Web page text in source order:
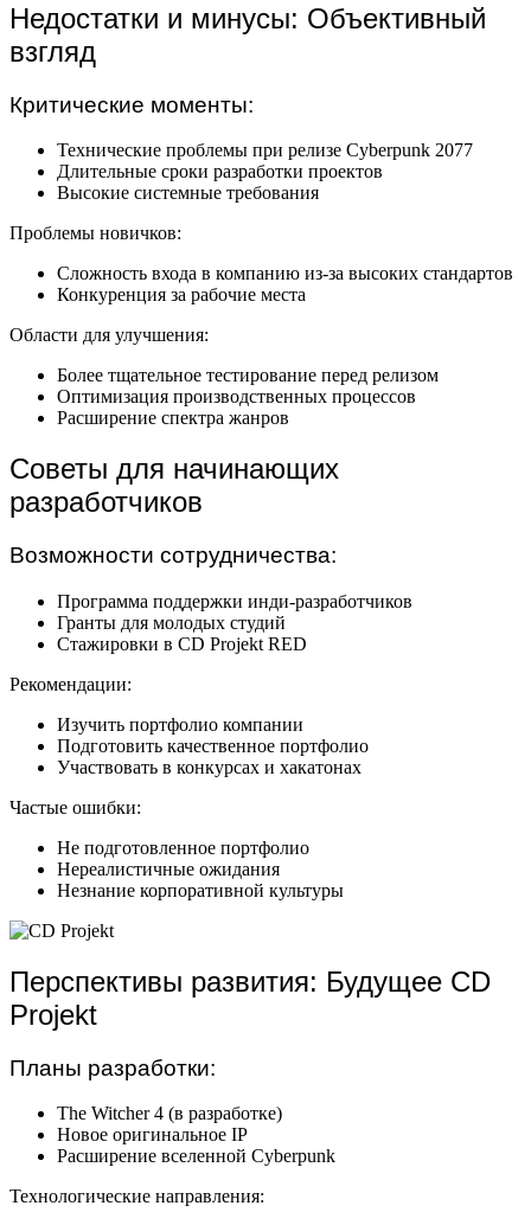
Недостатки и минусы: Объективный
взгляд
Критические моменты:
Технические проблемы при релизе Cyberpunk 2077
Длительные сроки разработки проектов
Высокие системные требования
Проблемы новичков:
Сложность входа в компанию из-за высоких стандартов
Конкуренция за рабочие места
Области для улучшения:
Более тщательное тестирование перед релизом
Оптимизация производственных процессов
Расширение спектра жанров
Советы для начинающих
разработчиков
Возможности сотрудничества:
Программа поддержки инди-разработчиков
Гранты для молодых студий
Стажировки в CD Projekt RED
Рекомендации:
Изучить портфолио компании
Подготовить качественное портфолио
Участвовать в конкурсах и хакатонах
Частые ошибки:
Не подготовленное портфолио
Нереалистичные ожидания
Незнание корпоративной культуры
Перспективы развития: Будущее CD
Projekt
Планы разработки:
The Witcher 4 (в разработке)
Новое оригинальное IP
Расширение вселенной Cyberpunk
Технологические направления: